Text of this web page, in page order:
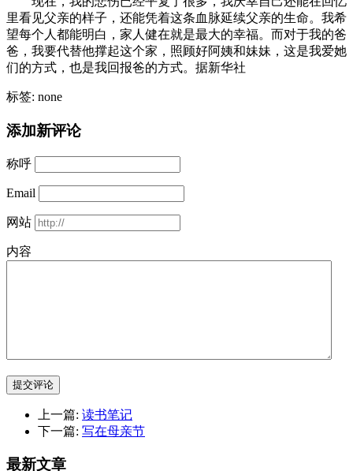
里看见父亲的样子，还能凭着这条血脉延续父亲的生命。我希
望每个人都能明白，家人健在就是最大的幸福。而对于我的爸
爸，我要代替他撑起这个家，照顾好阿姨和妹妹，这是我爱她
们的方式，也是我回报爸的方式。据新华社
标签: none
添加新评论
称呼
Email
网站
内容
提交评论
上一篇: 读书笔记
下一篇: 写在母亲节
最新文章